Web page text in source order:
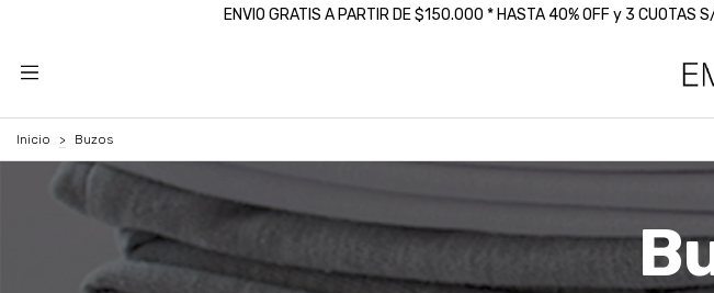
ENVIO GRATIS A PARTIR DE $150.000 * HASTA 40% OFF y 3 CUOTAS
Inicio > Buzos